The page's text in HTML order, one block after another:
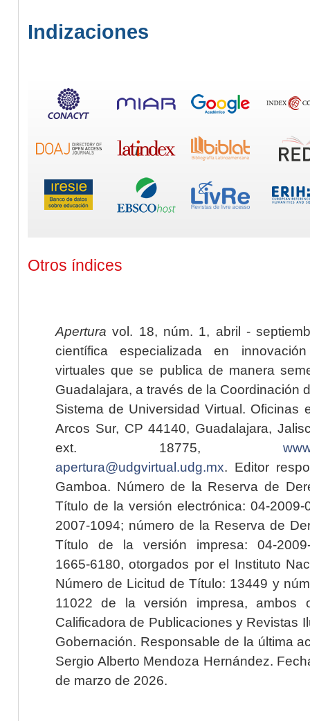
Indizaciones
Otros índices
Apertura vol. 18, núm. 1, abril -
científica especializada en
virtuales que se publica de manera
Guadalajara, a través de la Coordinación
Sistema de Universidad Virtual. Oficinas
Arcos Sur, CP 44140, Guadalajara,
ext. 18775,
apertura@udgvirtual.udg.mx. Editor
Gamboa. Número de la Reserva de
Título de la versión electrónica: 04-2009-
2007-1094; número de la Reserva de
Título de la versión impresa: 04-2009-
1665-6180, otorgados por el Instituto
Número de Licitud de Título: 13449 y
11022 de la versión impresa, ambos
Calificadora de Publicaciones y Revistas
Gobernación. Responsable de la última
Sergio Alberto Mendoza Hernández.
de marzo de 2026.